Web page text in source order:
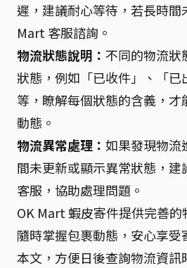
遲，建議耐心等待，若長時間
Mart 客服諮詢。
物流狀態說明： 不同的物流狀
狀態，例如「已收件」、「已
等，瞭解每個狀態的含義，
動態。
物流異常處理： 如果發現物流
間未更新或顯示異常狀態，
客服，協助處理問題。
OK Mart 蝦皮寄件提供完善
隨時掌握包裹動態，安心享
本文，方便日後查詢物流資訊